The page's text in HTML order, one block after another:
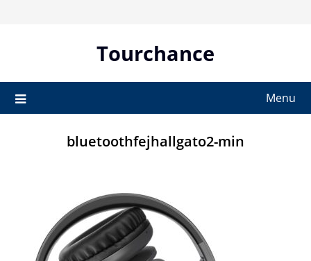
Tourchance
Menu
bluetoothfejhallgato2-min